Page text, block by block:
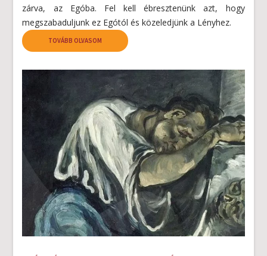
zárva, az Egóba. Fel kell ébresztenünk azt, hogy
megszabaduljunk ez Egótól és közeledjünk a Lényhez.
TOVÁBB OLVASOM